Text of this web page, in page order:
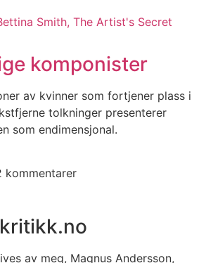
komponister
av kvinner som fortjener plass i
tolkninger presenterer
som endimensjonal.
kommentarer
av meg, Magnus Andersson,